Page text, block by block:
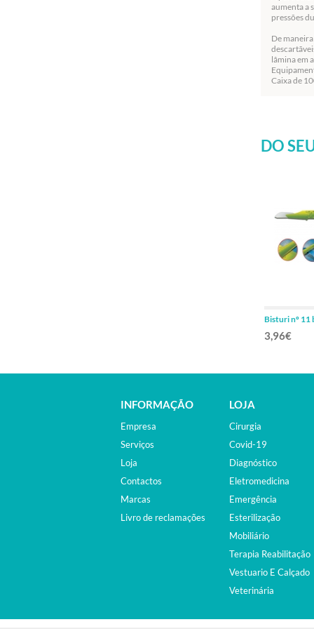
aumenta a
pressões
De
lâmina em
Caixa de
DO
Bisturi nº 11
3,96€
INFORMAÇÃO
Empresa
Serviços
Loja
Contactos
Marcas
Livro de reclamações
LOJA
Cirurgia
Covid-19
Diagnóstico
Eletromedicina
Emergência
Esterilização
Mobiliário
Terapia Reabilitação
Vestuario E Calçado
Veterinária